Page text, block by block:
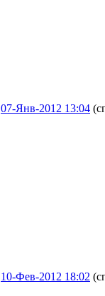
07-Янв-2012 13:04
10-Фев-2012 18:02